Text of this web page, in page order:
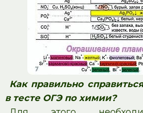
Как правильно
в тесте ОГЭ по химии?